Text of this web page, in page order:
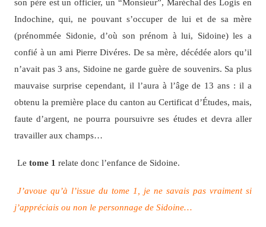
son père est un officier, un “Monsieur”, Maréchal des Logis en
Indochine, qui, ne pouvant s’occuper de lui et de sa mère
(prénommée Sidonie, d’où son prénom à lui, Sidoine) les a
confié à un ami Pierre Divéres. De sa mère, décédée alors qu’il
n’avait pas 3 ans, Sidoine ne garde guère de souvenirs. Sa plus
mauvaise surprise cependant, il l’aura à l’âge de 13 ans : il a
obtenu la première place du canton au Certificat d’Études, mais,
faute d’argent, ne pourra poursuivre ses études et devra aller
travailler aux champs…
Le tome 1 relate donc l’enfance de Sidoine.
J’avoue qu’à l’issue du tome 1, je ne savais pas vraiment si
j’appréciais ou non le personnage de Sidoine…